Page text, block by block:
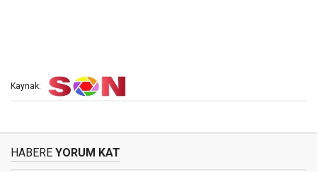
Kaynak:
HABERE YORUM KAT